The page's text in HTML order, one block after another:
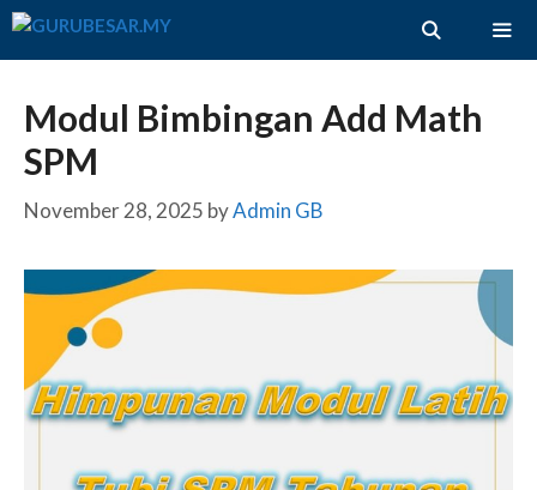
Skip
Modul Bimbingan Add Math
SPM
November 28, 2025 byAdmin GB